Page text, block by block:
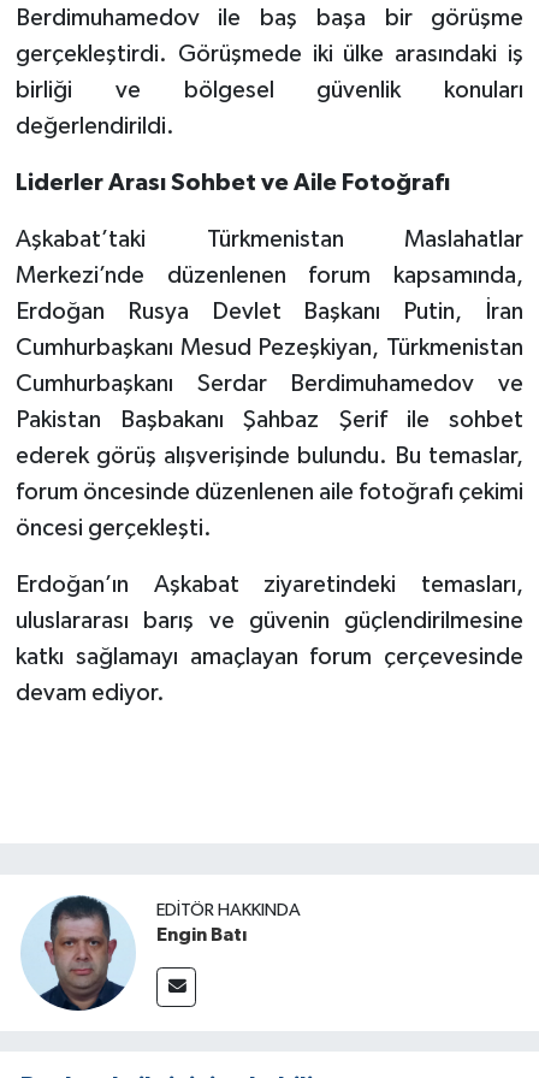
Berdimuhamedov ile baş başa bir görüşme
gerçekleştirdi. Görüşmede iki ülke arasındaki iş
birliği ve bölgesel güvenlik konuları
değerlendirildi.
Liderler Arası Sohbet ve Aile Fotoğrafı
Aşkabat’taki Türkmenistan Maslahatlar
Merkezi’nde düzenlenen forum kapsamında,
Erdoğan Rusya Devlet Başkanı Putin, İran
Cumhurbaşkanı Mesud Pezeşkiyan, Türkmenistan
Cumhurbaşkanı Serdar Berdimuhamedov ve
Pakistan Başbakanı Şahbaz Şerif ile sohbet
ederek görüş alışverişinde bulundu. Bu temaslar,
forum öncesinde düzenlenen aile fotoğrafı çekimi
öncesi gerçekleşti.
Erdoğan’ın Aşkabat ziyaretindeki temasları,
uluslararası barış ve güvenin güçlendirilmesine
katkı sağlamayı amaçlayan forum çerçevesinde
devam ediyor.
EDITÖR HAKKINDA
Engin Batı